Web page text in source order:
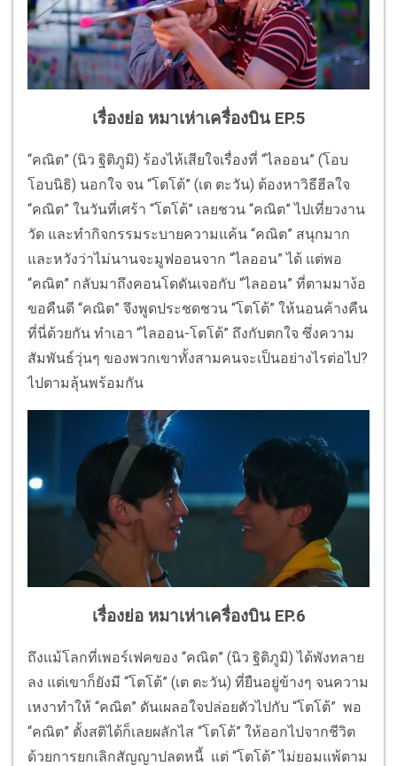
เรื่องย่อ หมาเห่าเครื่องบิน EP.5
“คณิต” (นิว ฐิติภูมิ) ร้องไห้เสียใจเรื่องที่ “ไลออน” (โอบ
โอบนิธิ) นอกใจ จน “โตโต้” (เต ตะวัน) ต้องหาวิธีฮีลใจ
“คณิต” ในวันที่เศร้า “โตโต้” เลยชวน “คณิต” ไปเที่ยวงาน
วัด และทำกิจกรรมระบายความแค้น “คณิต” สนุกมาก
และหวังว่าไม่นานจะมูฟออนจาก “ไลออน” ได้ แต่พอ
“คณิต” กลับมาถึงคอนโดดันเจอกับ “ไลออน” ที่ตามมาง้อ
ขอคืนดี “คณิต” จึงพูดประชดชวน “โตโต้” ให้นอนค้างคืน
ที่นี่ด้วยกัน ทำเอา “ไลออน-โตโต้” ถึงกับตกใจ ซึ่งความ
สัมพันธ์วุ่นๆ ของพวกเขาทั้งสามคนจะเป็นอย่างไรต่อไป?
ไปตามลุ้นพร้อมกัน
เรื่องย่อ หมาเห่าเครื่องบิน EP.6
ถึงแม้โลกที่เพอร์เฟคของ “คณิต” (นิว ฐิติภูมิ) ได้พังทลาย
ลง แต่เขาก็ยังมี “โตโต้” (เต ตะวัน) ที่ยืนอยู่ข้างๆ จนความ
เหงาทำให้ “คณิต” ดันเผลอใจปล่อยตัวไปกับ “โตโต้” พอ
“คณิต” ตั้งสติได้ก็เลยผลักไส “โตโต้” ให้ออกไปจากชีวิต
ด้วยการยกเลิกสัญญาปลดหนี้ แต่ “โตโต้” ไม่ยอมแพ้ตาม